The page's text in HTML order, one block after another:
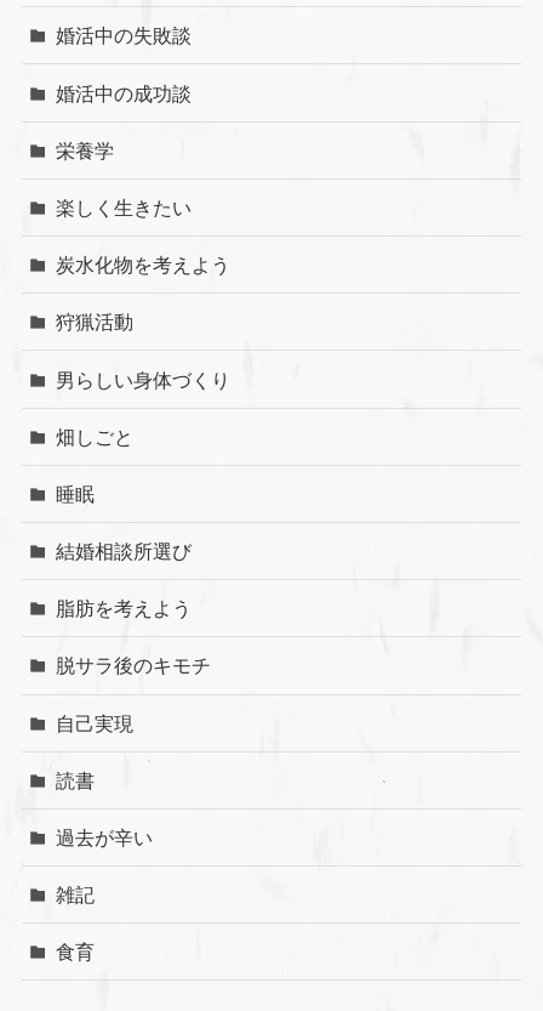
婚活中の失敗談
婚活中の成功談
栄養学
楽しく生きたい
炭水化物を考えよう
狩猟活動
男らしい身体づくり
畑しごと
睡眠
結婚相談所選び
脂肪を考えよう
脱サラ後のキモチ
自己実現
読書
過去が辛い
雑記
食育